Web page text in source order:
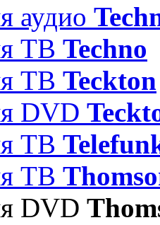
аудио
ТВ Techno
ТВ Teckton
DVD
ТВ
ТВ
DVD